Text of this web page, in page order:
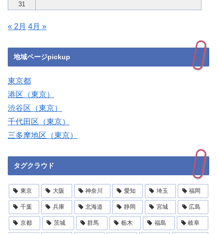
31
« 2月 4月 »
地域ページpickup
東京都
港区（東京）
渋谷区（東京）
千代田区（東京）
三多摩地区（東京）
タグクラウド
東京 大阪 神奈川 愛知 埼玉 福岡
千葉 兵庫 北海道 静岡 宮城 広島
京都 茨城 群馬 栃木 福島 岐阜